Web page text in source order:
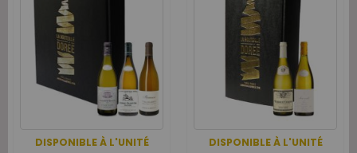
DISPONIBLE À L'UNITÉ DISPONIBLE À L'UNITÉ